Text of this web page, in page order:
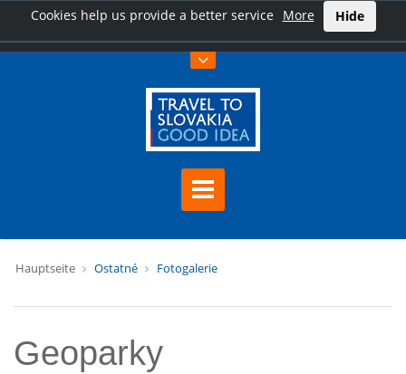
Cookies help us provide a better service More Hide
Hauptseite Ostatné Fotogalerie
Geoparky